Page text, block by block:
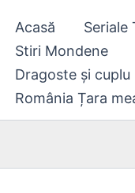
Acasă Seriale
Stiri Mondene
Dragoste și cuplu
România Țara